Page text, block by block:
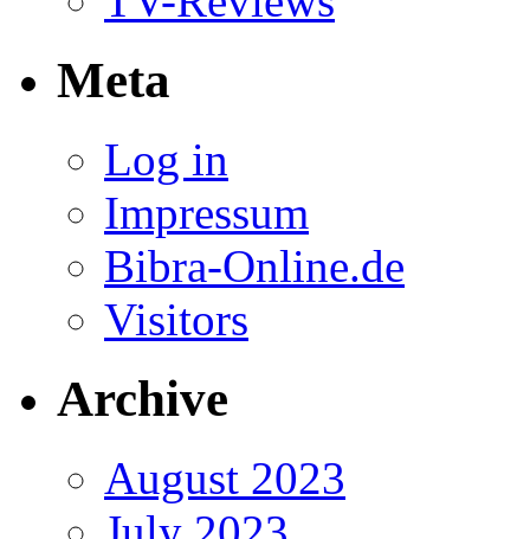
Meta
Log in
Impressum
Bibra-Online.de
Visitors
Archive
August 2023